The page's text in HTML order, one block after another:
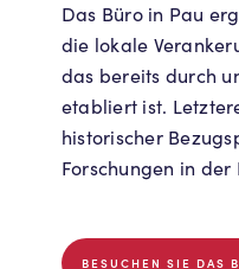
Das Büro in Pau
die lokale
das bereits durch
etabliert ist.
historischer
Forschungen in der
BESUCHEN SIE DAS